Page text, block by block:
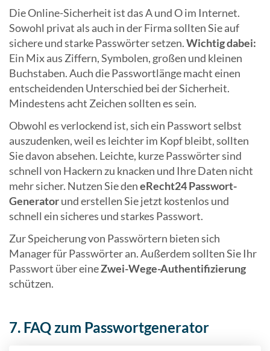
Die Online-Sicherheit ist das A und O im Internet.
Sowohl privat als auch in der Firma sollten Sie auf
sichere und starke Passwörter setzen.Wichtig dabei:
Ein Mix aus Ziffern, Symbolen, großen und kleinen
Buchstaben. Auch die Passwortlänge macht einen
entscheidenden Unterschied bei der Sicherheit.
Mindestens acht Zeichen sollten es sein.
Obwohl es verlockend ist, sich ein Passwort selbst
auszudenken, weil es leichter im Kopf bleibt, sollten
Sie davon absehen. Leichte, kurze Passwörter sind
schnell von Hackern zu knacken und Ihre Daten nicht
mehr sicher. Nutzen Sie deneRecht24 Passwort-
Generatorund erstellen Sie jetzt kostenlos und
schnell ein sicheres und starkes Passwort.
Zur Speicherung von Passwörtern bieten sich
Manager für Passwörter an. Außerdem sollten Sie Ihr
Passwort über eineZwei-Wege-Authentifizierung
schützen.
7. FAQ zum Passwortgenerator